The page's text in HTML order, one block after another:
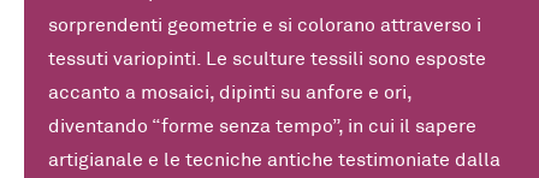
sorprendenti geometrie e si colorano attraverso i
tessuti variopinti. Le sculture tessili sono esposte
accanto a mosaici, dipinti su anfore e ori,
diventando “forme senza tempo”, in cui il sapere
artigianale e le tecniche antiche testimoniate dalla